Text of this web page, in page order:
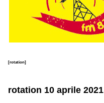
[rotation]
rotation 10 aprile 2021